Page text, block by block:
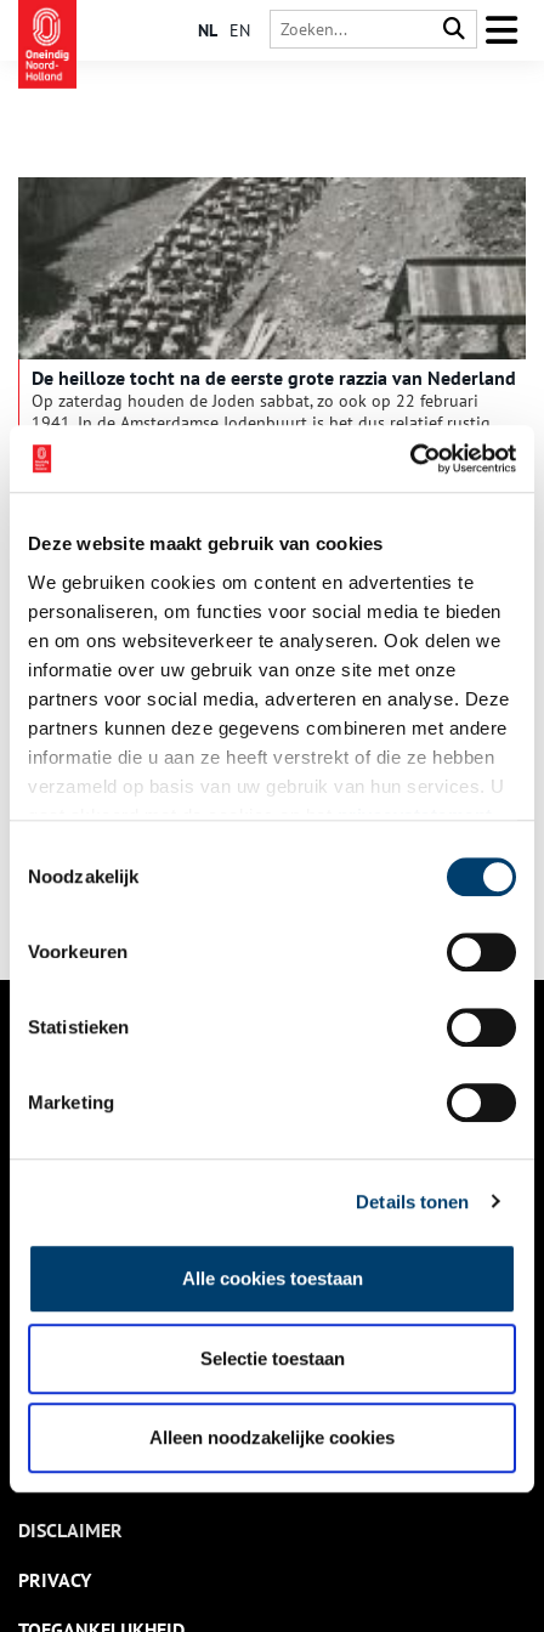
Deze website maakt gebruik van cookies
We gebruiken cookies om content en advertenties te
personaliseren, om functies voor social media te bieden
en om ons websiteverkeer te analyseren. Ook delen we
informatie over uw gebruik van onze site met onze
partners voor social media, adverteren en analyse. Deze
partners kunnen deze gegevens combineren met andere
informatie die u aan ze heeft verstrekt of die ze hebben
verzameld op basis van uw gebruik van hun services. U
Noodzakelijk
Voorkeuren
Statistieken
Marketing
Details tonen
Alle cookies toestaan
Selectie toestaan
Alleen noodzakelijke cookies
NL EN
De heilloze tocht na de eerste grote razzia van Nederland
Op zaterdag houden de Joden sabbat, zo ook op 22 februari
1941. In de Amsterdamse Jodenbuurt is het dus relatief rustig,
tot om vier uur ’s middags legertrucks de straten in rijden.
Kamp Schoorl: de tragische geschiedenis van de Schoorlse
Duinen
Een middagje wandelen door de Schoorlse Duinen is
wandel- en fietsroutes beginnen bij het bezoekerscentrum. Wat
weinig mensen weten is dat dit centrum op een stuk grond
NIEUWS
KALENDER
ACTIVITEITEN
NIEUWSBRIEF
DISCLAIMER
PRIVACY